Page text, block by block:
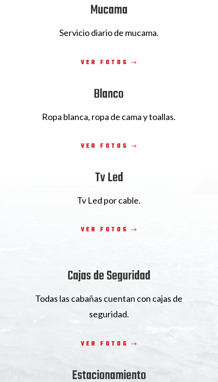
Mucama
Servicio diario de mucama.
VER FOTOS
Blanco
Ropa blanca, ropa de cama y toallas.
VER FOTOS
Tv Led
Tv Led por cable.
VER FOTOS
Cajas de Seguridad
Todas las cabañas cuentan con cajas de
seguridad.
VER FOTOS
Estacionamiento